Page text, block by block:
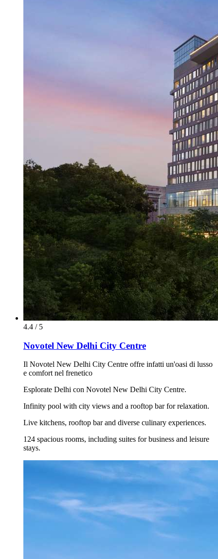
4.4 / 5
Novotel New Delhi City Centre
Il Novotel New Delhi City Centre offre infatti un'oasi di lusso
e comfort nel frenetico
Esplorate Delhi con Novotel New Delhi City Centre.
Infinity pool with city views and a rooftop bar for relaxation.
Live kitchens, rooftop bar and diverse culinary experiences.
124 spacious rooms, including suites for business and leisure
stays.